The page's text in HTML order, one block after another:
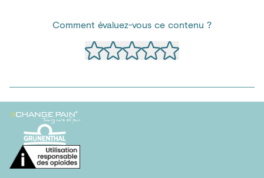
Comment évaluez-vous ce contenu ?